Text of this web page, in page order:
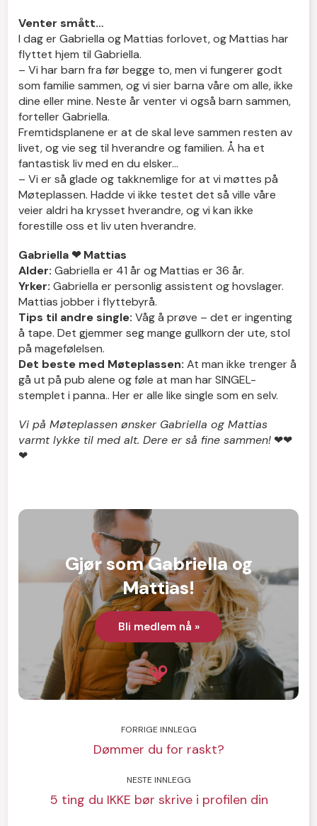
Venter smått…
I dag er Gabriella og Mattias forlovet, og Mattias har
flyttet hjem til Gabriella.
– Vi har barn fra før begge to, men vi fungerer godt
som familie sammen, og vi sier barna våre om alle, ikke
dine eller mine. Neste år venter vi også barn sammen,
forteller Gabriella.
Fremtidsplanene er at de skal leve sammen resten av
livet, og vie seg til hverandre og familien. Å ha et
fantastisk liv med en du elsker…
– Vi er så glade og takknemlige for at vi møttes på
Møteplassen. Hadde vi ikke testet det så ville våre
veier aldri ha krysset hverandre, og vi kan ikke
forestille oss et liv uten hverandre.
Gabriella ❤ Mattias
Alder: Gabriella er 41 år og Mattias er 36 år.
Yrker: Gabriella er personlig assistent og hovslager.
Mattias jobber i flyttebyrå.
Tips til andre single: Våg å prøve – det er ingenting
å tape. Det gjemmer seg mange gullkorn der ute, stol
på magefølelsen.
Det beste med Møteplassen: At man ikke trenger å
gå ut på pub alene og føle at man har SINGEL-
stemplet i panna.. Her er alle like single som en selv.
Vi på Møteplassen ønsker Gabriella og Mattias
varmt lykke til med alt. Dere er så fine sammen! ❤❤
❤
Gjør som Gabriella og
Mattias!
Bli medlem nå »
FORRIGE INNLEGG
Dømmer du for raskt?
NESTE INNLEGG
5 ting du IKKE bør skrive i profilen din